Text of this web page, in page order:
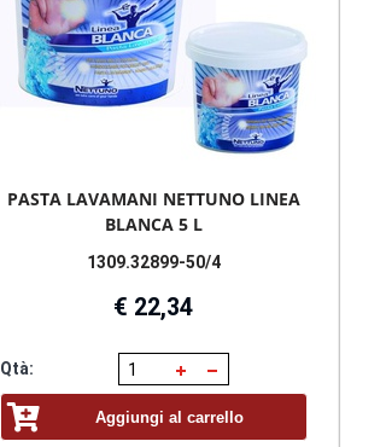
PASTA LAVAMANI NETTUNO LINEA
BLANCA 5 L
1309.32899-50/4
€ 22,34
Qtà:
Aggiungi al carrello